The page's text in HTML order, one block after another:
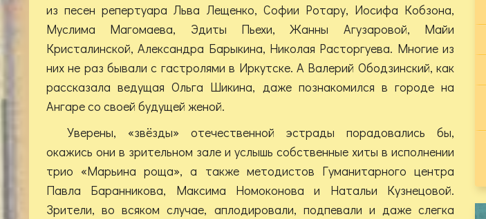
из песен репертуара Льва Лещенко, Софии Ротару, Иосифа Кобзона,
Муслима Магомаева, Эдиты Пьехи, Жанны Агузаровой, Майи
Кристалинской, Александра Барыкина, Николая Расторгуева. Многие из
них не раз бывали с гастролями в Иркутске. А Валерий Ободзинский, как
рассказала ведущая Ольга Шикина, даже познакомился в городе на
Ангаре со своей будущей женой.
Уверены, «звёзды» отечественной эстрады порадовались бы,
окажись они в зрительном зале и услышь собственные хиты в исполнении
трио «Марьина роща», а также методистов Гуманитарного центра
Павла Баранникова, Максима Номоконова и Натальи Кузнецовой.
Зрители, во всяком случае, аплодировали, подпевали и даже слегка